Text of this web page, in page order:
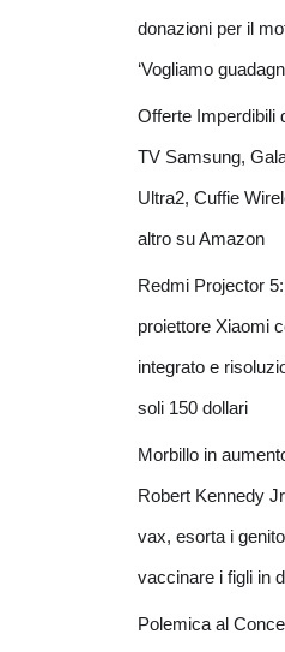
donazioni per il
‘Vogliamo
Offerte Imperdibili
TV Samsung,
Ultra2, Cuffie
altro su Amazon
Redmi Projector
proiettore Xiaomi
integrato e
soli 150 dollari
Morbillo in
Robert Kennedy
vax, esorta i
vaccinare i figli in
Polemica al